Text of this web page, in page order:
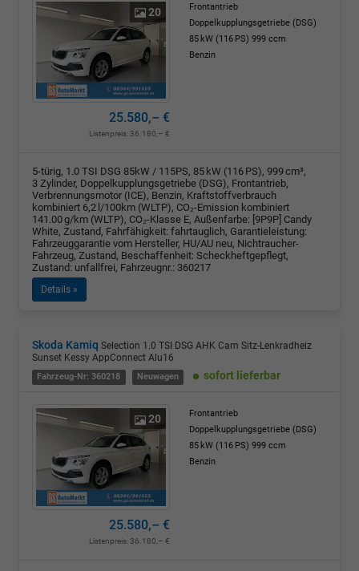
20
Frontantrieb
Doppelkupplungsgetriebe (DSG)
85 kW (116 PS) 999 ccm
Benzin
25.580,– €
Listenpreis:36.180,– €
5-türig, 1.0 TSI DSG 85kW / 115PS, 85 kW (116 PS), 999 cm³,
3 Zylinder, Doppelkupplungsgetriebe (DSG), Frontantrieb,
Verbrennungsmotor (ICE), Benzin, Kraftstoffverbrauch
kombiniert 6,2 l/100km (WLTP), CO₂-Emission kombiniert
141.00 g/km (WLTP), CO₂-Klasse E, Außenfarbe: [9P9P] Candy
White, Zustand, Fahrfähigkeit: fahrtauglich, Garantieleistung:
Fahrzeuggarantie vom Hersteller, HU/AU neu, Nichtraucher-
Fahrzeug, Zustand, Beschaffenheit: Scheckheftgepflegt,
Zustand: unfallfrei, Fahrzeugnr.: 360217
Details »
Skoda Kamiq Selection 1.0 TSI DSG AHK Cam Sitz-Lenkradheiz
Sunset Kessy AppConnect Alu16
Fahrzeug-Nr: 360218 Neuwagen sofort lieferbar
20
Frontantrieb
Doppelkupplungsgetriebe (DSG)
85 kW (116 PS) 999 ccm
Benzin
25.580,– €
Listenpreis:36.180,– €